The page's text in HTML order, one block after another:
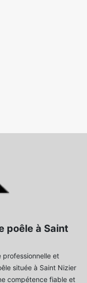
poêle à Saint
professionnelle et
située à Saint Nizier
compétence fiable et